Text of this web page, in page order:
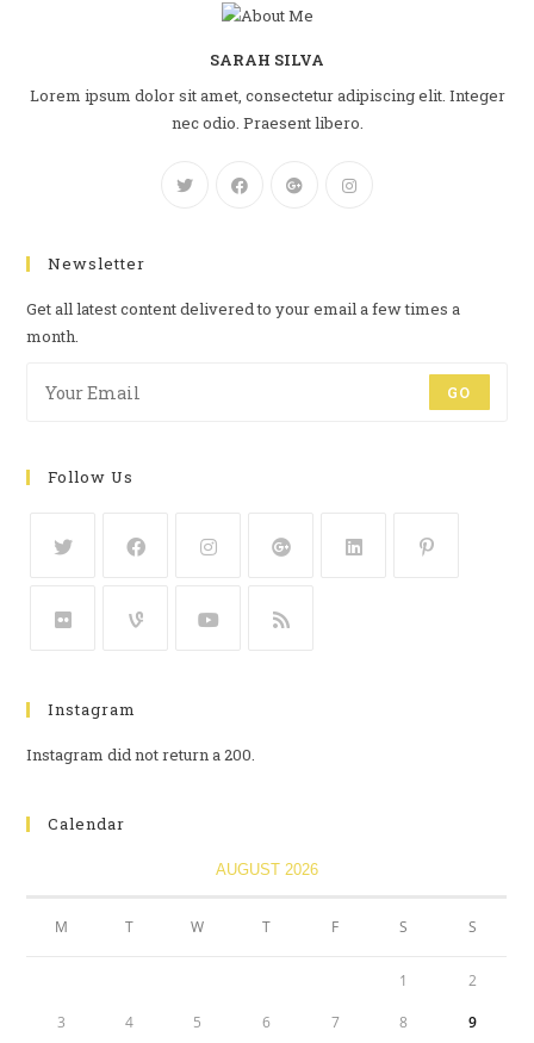
SARAH SILVA
Lorem ipsum dolor sit amet, consectetur adipiscing elit. Integer
nec odio. Praesent libero.
Newsletter
Get all latest content delivered to your email a few times a
month.
GO
Follow Us
Instagram
Instagram did not return a 200.
Calendar
AUGUST 2026
M T W T F S S
1 2
3 4 5 6 7 8 9